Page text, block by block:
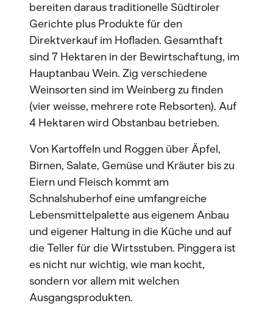
bereiten daraus traditionelle Südtiroler
Gerichte plus Produkte für den
Direktverkauf im Hofladen. Gesamthaft
sind 7 Hektaren in der Bewirtschaftung, im
Hauptanbau Wein. Zig verschiedene
Weinsorten sind im Weinberg zu finden
(vier weisse, mehrere rote Rebsorten). Auf
4 Hektaren wird Obstanbau betrieben.
Von Kartoffeln und Roggen über Äpfel,
Birnen, Salate, Gemüse und Kräuter bis zu
Eiern und Fleisch kommt am
Schnalshuberhof eine umfangreiche
Lebensmittelpalette aus eigenem Anbau
und eigener Haltung in die Küche und auf
die Teller für die Wirtsstuben. Pinggera ist
es nicht nur wichtig, wie man kocht,
sondern vor allem mit welchen
Ausgangsprodukten.